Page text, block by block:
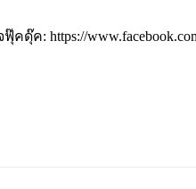
https://